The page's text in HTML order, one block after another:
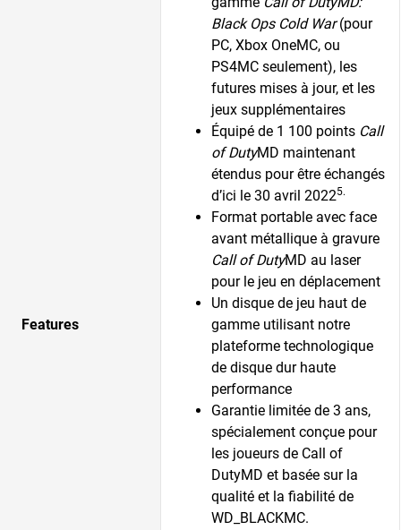
Features
Black Ops Cold War(pour
PC, Xbox OneMC, ou
PS4MC seulement), les
futures mises à jour, et les
jeux supplémentaires
Équipé de 1 100 points Call
of DutyMD maintenant
étendus pour être échangés
d’ici le 30 avril 20225.
Format portable avec face
avant métallique à gravure
Call of DutyMD au laser
pour le jeu en déplacement
Un disque de jeu haut de
gamme utilisant notre
plateforme technologique
de disque dur haute
performance
Garantie limitée de 3 ans,
spécialement conçue pour
les joueurs de Call of
DutyMD et basée sur la
qualité et la fiabilité de
WD_BLACKMC.